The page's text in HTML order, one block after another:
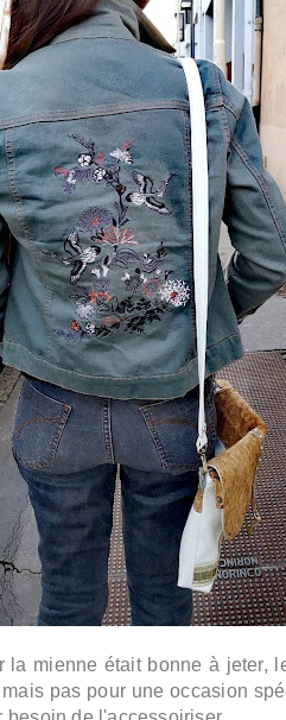
la mienne était bonne à jeter,
pas pour une occasion